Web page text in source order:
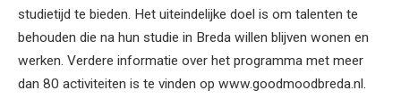
studietijd te bieden. Het uiteindelijke doel is om talenten te
behouden die na hun studie in Breda willen blijven wonen en
werken. Verdere informatie over het programma met meer
dan 80 activiteiten is te vinden op www.goodmoodbreda.nl.